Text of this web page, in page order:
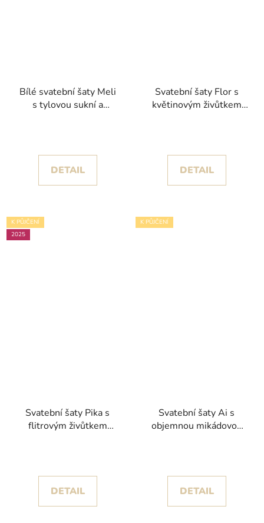
Bílé svatební šaty Meli
s tylovou sukní a
DETAIL
Svatební šaty Flor s
květinovým živůtkem
DETAIL
K PŮJČENÍ
2025
Svatební šaty Pika s
flitrovým živůtkem
DETAIL
K PŮJČENÍ
Svatební šaty Ai s
objemnou mikádovou
DETAIL